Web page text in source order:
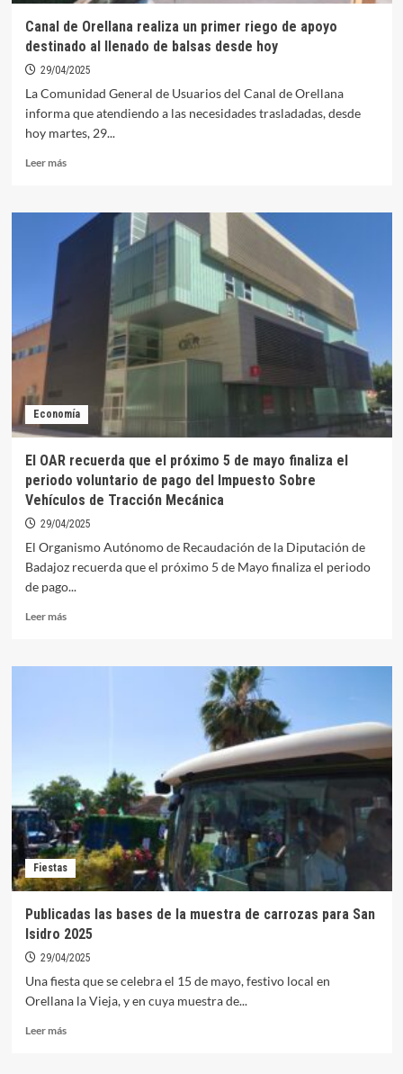
Canal de Orellana realiza un primer riego de apoyo
destinado al llenado de balsas desde hoy
29/04/2025
La Comunidad General de Usuarios del Canal de Orellana
informa que atendiendo a las necesidades trasladadas, desde
hoy martes, 29...
Leer másLeer
Canal
de
destinado
de
balsas
hoy
Economía
El OAR recuerda que el próximo 5 de mayo finaliza el
periodo voluntario de pago del Impuesto Sobre
Vehículos de Tracción Mecánica
29/04/2025
El Organismo Autónomo de Recaudación de la Diputación de
Badajoz recuerda que el próximo 5 de Mayo finaliza el periodo
de pago...
Leer másLeer
El
de
mayo
finaliza
el
periodo
voluntario
de
del
Impuesto
Sobre
de
Tracción Mecánica
Fiestas
Publicadas las bases de la muestra de carrozas para San
Isidro 2025
29/04/2025
Una fiesta que se celebra el 15 de mayo, festivo local en
Orellana la Vieja, y en cuya muestra de...
Leer másLeer